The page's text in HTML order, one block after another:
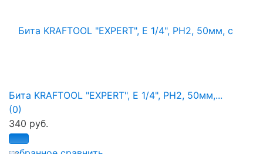
Бита KRAFTOOL "ЕХPERT", E 1/4", PH2, 50мм,...
(0)
340 руб.